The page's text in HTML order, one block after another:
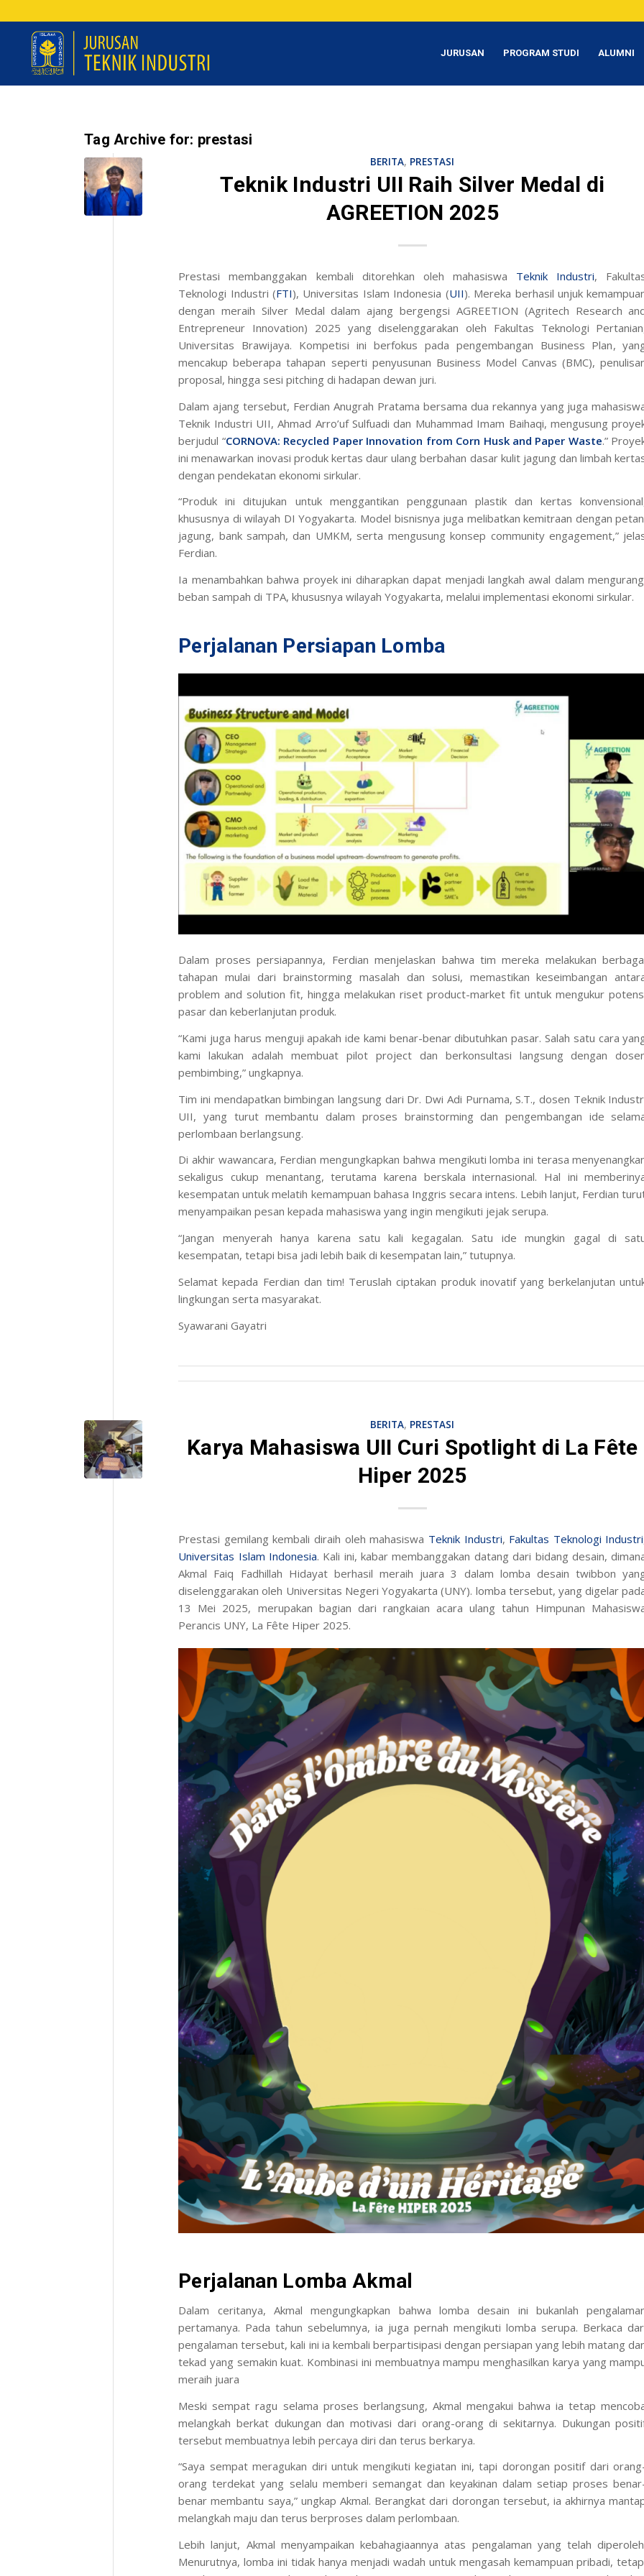
JURUSAN PROGRAM STUDI ALUMNI
Tag Archive for: prestasi
BERITA, PRESTASI
Teknik Industri UII Raih Silver Medal di
AGREETION 2025
Prestasi membanggakan kembali ditorehkan oleh mahasiswa Teknik Industri,
Teknologi Industri (FTI), Universitas Islam Indonesia (UII). Mereka berhasil unjuk
dengan meraih Silver Medal dalam ajang bergengsi AGREETION (Agritech Research
Entrepreneur Innovation) 2025 yang diselenggarakan oleh Fakultas Teknologi
Universitas Brawijaya. Kompetisi ini berfokus pada pengembangan Business Plan,
mencakup beberapa tahapan seperti penyusunan Business Model Canvas (BMC),
proposal, hingga sesipitchingdi hadapan dewan juri.
Dalam ajang tersebut, Ferdian Anugrah Pratama bersama dua rekannya yang juga
Teknik Industri UII, Ahmad Arro’uf Sulfuadi dan Muhammad Imam Baihaqi, mengusung
berjudul “CORNOVA: Recycled Paper Innovation from Corn Husk and Paper Waste.”
ini menawarkan inovasi produk kertas daur ulang berbahan dasar kulit jagung dan limbah
dengan pendekatan ekonomi sirkular.
“Produk ini ditujukan untuk menggantikan penggunaan plastik dan kertas
khususnya di wilayah DI Yogyakarta. Model bisnisnya juga melibatkan kemitraan dengan
jagung, bank sampah, dan UMKM, serta mengusung konsep community engagement,”
Ferdian.
Ia menambahkan bahwa proyek ini diharapkan dapat menjadi langkah awal dalam
beban sampah di TPA, khususnya wilayah Yogyakarta, melalui implementasi ekonomi sirkular.
Perjalanan Persiapan Lomba
Dalam proses persiapannya, Ferdian menjelaskan bahwa tim mereka melakukan
tahapan mulai dari brainstorming masalah dan solusi, memastikan keseimbangan
problem and solution fit, hingga melakukan risetproduct-market fit untuk mengukur
pasar dan keberlanjutan produk.
“Kami juga harus menguji apakah ide kami benar-benar dibutuhkan pasar. Salah satu cara
kami lakukan adalah membuat pilot projectdan berkonsultasi langsung dengan
pembimbing,” ungkapnya.
Tim ini mendapatkan bimbingan langsung dari Dr. Dwi Adi Purnama, S.T., dosen Teknik
UII, yang turut membantu dalam proses brainstormingdan pengembangan ide
perlombaan berlangsung.
Di akhir wawancara, Ferdian mengungkapkan bahwa mengikuti lomba ini terasa
sekaligus cukup menantang, terutama karena berskala internasional. Hal ini
kesempatan untuk melatih kemampuan bahasa Inggris secara intens. Lebih lanjut, Ferdian
menyampaikan pesan kepada mahasiswa yang ingin mengikuti jejak serupa.
“Jangan menyerah hanya karena satu kali kegagalan. Satu ide mungkin gagal di
kesempatan, tetapi bisa jadi lebih baik di kesempatan lain,” tutupnya.
Selamat kepada Ferdian dan tim! Teruslah ciptakan produk inovatif yang berkelanjutan
lingkungan serta masyarakat.
Syawarani Gayatri
BERITA, PRESTASI
Karya Mahasiswa UII Curi Spotlight di La Fête
Hiper 2025
Prestasi gemilang kembali diraih oleh mahasiswa Teknik Industri, Fakultas Teknologi Industri
Universitas Islam Indonesia. Kali ini, kabar membanggakan datang dari bidang desain,
Akmal Faiq Fadhillah Hidayat berhasil meraih juara 3 dalam lomba desaintwibbon
diselenggarakan oleh Universitas Negeri Yogyakarta (UNY). lomba tersebut, yang digelar
13 Mei 2025, merupakan bagian dari rangkaian acara ulang tahun Himpunan
Perancis UNY, La Fête Hiper 2025.
Perjalanan Lomba Akmal
Dalam ceritanya, Akmal mengungkapkan bahwa lomba desain ini bukanlah
pertamanya. Pada tahun sebelumnya, ia juga pernah mengikuti lomba serupa. Berkaca
pengalaman tersebut, kali ini ia kembali berpartisipasi dengan persiapan yang lebih matang
tekad yang semakin kuat. Kombinasi ini membuatnya mampu menghasilkan karya yang
meraih juara
Meski sempat ragu selama proses berlangsung, Akmal mengakui bahwa ia tetap
melangkah berkat dukungan dan motivasi dari orang-orang di sekitarnya. Dukungan
tersebut membuatnya lebih percaya diri dan terus berkarya.
“Saya sempat meragukan diri untuk mengikuti kegiatan ini, tapi dorongan positif dari
orang terdekat yang selalu memberi semangat dan keyakinan dalam setiap proses
benar membantu saya,” ungkap Akmal. Berangkat dari dorongan tersebut, ia akhirnya
melangkah maju dan terus berproses dalam perlombaan.
Lebih lanjut, Akmal menyampaikan kebahagiaannya atas pengalaman yang telah
Menurutnya, lomba ini tidak hanya menjadi wadah untuk mengasah kemampuan pribadi,